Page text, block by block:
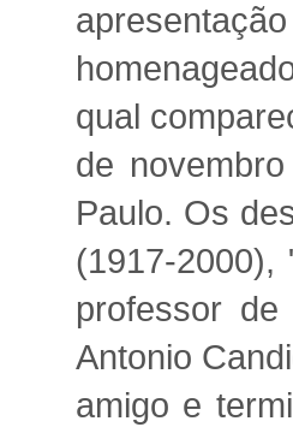
qual
de
Paulo. Os
(1917-
professor
Antonio
amigo e